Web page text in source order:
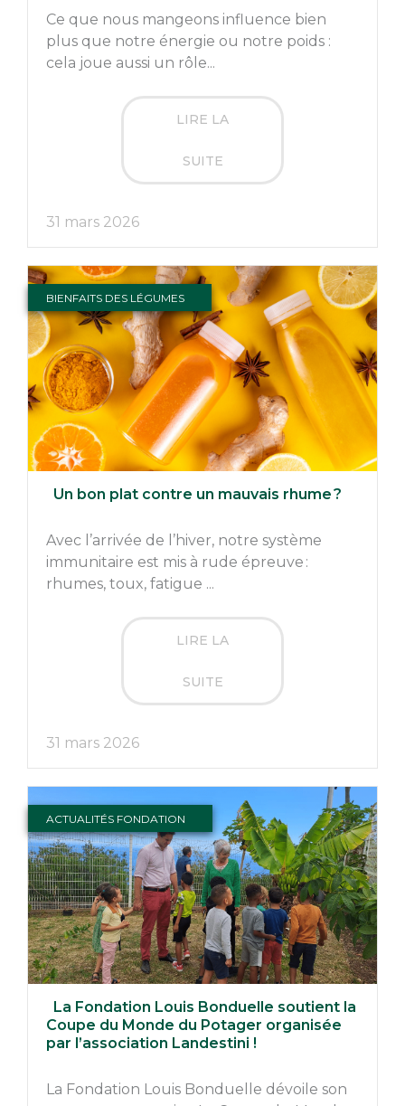
Ce que nous mangeons influence bien
plus que notre énergie ou notre poids :
cela joue aussi un rôle...
LIRE LA
SUITE
31 mars 2026
BIENFAITS DES LÉGUMES
Un bon plat contre un mauvais rhume ?
Avec l’arrivée de l’hiver, notre système
immunitaire est mis à rude épreuve :
rhumes, toux, fatigue ...
LIRE LA
SUITE
31 mars 2026
ACTUALITÉS FONDATION
La Fondation Louis Bonduelle soutient la
Coupe du Monde du Potager organisée
par l’association Landestini !
La Fondation Louis Bonduelle dévoile son